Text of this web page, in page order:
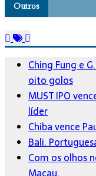
Outros
Ching Fung e
oito golos
MUST IPO
líder
Chiba vence
Bali.
Com os olhos
Macau.